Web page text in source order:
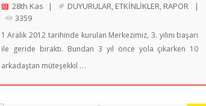
28th Kas | DUYURULAR, ETKİNLİKLER, RAPOR
|
3359
1 Aralık 2012 tarihinde kurulan Merkezimiz, 3. yılını başarı
ile geride bıraktı. Bundan 3 yıl önce yola çıkarken 10
arkadaştan müteşekkil …